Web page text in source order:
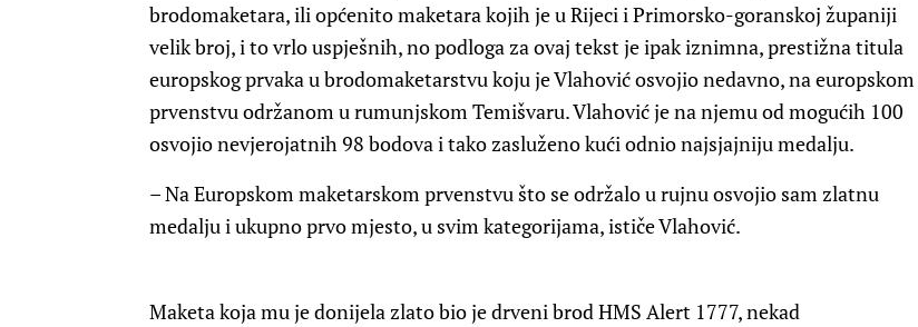
brodomaketara, ili općenito maketara kojih je u Rijeci i Primorsko-goranskoj županiji
velik broj, i to vrlo uspješnih, no podloga za ovaj tekst je ipak iznimna, prestižna titula
europskog prvaka u brodomaketarstvu koju je Vlahović osvojio nedavno, na europskom
prvenstvu održanom u rumunjskom Temišvaru. Vlahović je na njemu od mogućih 100
osvojio nevjerojatnih 98 bodova i tako zasluženo kući odnio najsjajniju medalju.
– Na Europskom maketarskom prvenstvu što se održalo u rujnu osvojio sam zlatnu
medalju i ukupno prvo mjesto, u svim kategorijama, ističe Vlahović.
Maketa koja mu je donijela zlato bio je drveni brod HMS Alert 1777, nekad